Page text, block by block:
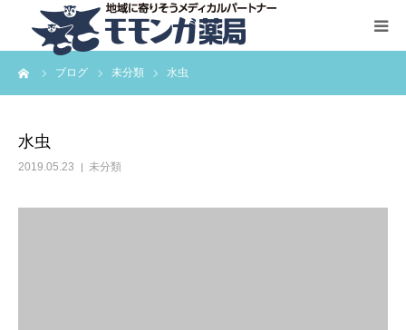
ブログ 未分類 水虫
水虫
2019.05.23 未分類
HOME